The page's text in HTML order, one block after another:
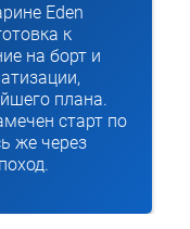
Eden
к
на борт и
плана.
старт по
же через